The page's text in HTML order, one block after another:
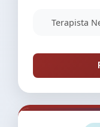
Terapista